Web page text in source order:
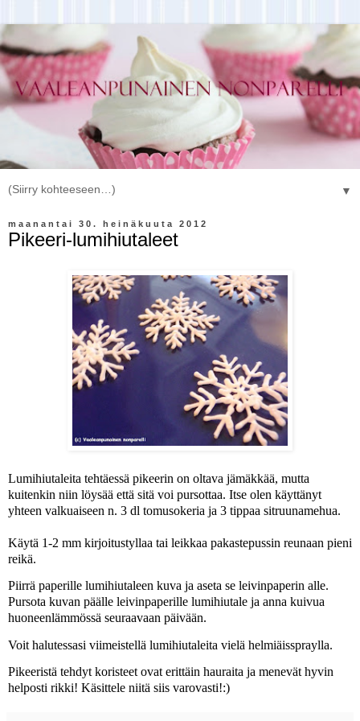
▼
maanantai 30. heinäkuuta 2012
Pikeeri-lumihiutaleet
Lumihiutaleita tehtäessä pikeerin on oltava jämäkkää, mutta
kuitenkin niin löysää että sitä voi pursottaa. Itse olen käyttänyt
yhteen valkuaiseen n. 3 dl tomusokeria ja 3 tippaa sitruunamehua.
Käytä 1-2 mm kirjoitustyllaa tai leikkaa pakastepussin reunaan pieni
reikä.
Piirrä paperille lumihiutaleen kuva ja aseta se leivinpaperin alle.
Pursota kuvan päälle leivinpaperille lumihiutale ja anna kuivua
huoneenlämmössä seuraavaan päivään.
Voit halutessasi viimeistellä lumihiutaleita vielä helmiäisspraylla.
Pikeeristä tehdyt koristeet ovat erittäin hauraita ja menevät hyvin
helposti rikki! Käsittele niitä siis varovasti!:)